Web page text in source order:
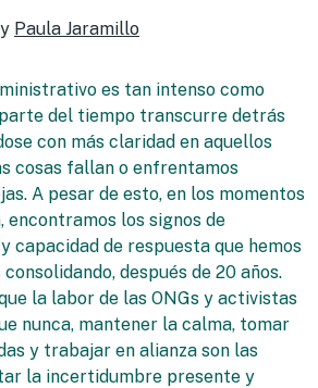
y Paula Jaramillo
es tan intenso como
del tiempo transcurre detrás
con más claridad en aquellos
cosas fallan o enfrentamos
A pesar de esto, en los momentos
encontramos los signos de
capacidad de respuesta que hemos
después de 20 años.
la labor de las ONGs y activistas
nunca, mantener la calma, tomar
y trabajar en alianza son las
la incertidumbre presente y